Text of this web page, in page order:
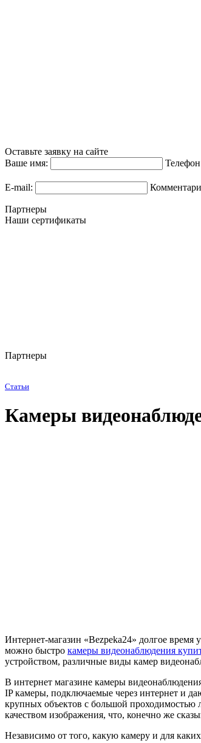
Оставьте заявку на сайте
Ваше имя:
E-mail:
Партнеры
Наши сертификаты
Партнеры
Статьи
Камеры
Интернет-магазин «Bezpeka24» долгое время
можно быстро камеры видеонаблюдения
устройством, различные виды камер
В интернет магазине камеры
IP камеры, подключаемые через интернет и
крупных объектов с большой проходимостью
качеством изображения, что, конечно же
Независимо от того, какую камеру и для